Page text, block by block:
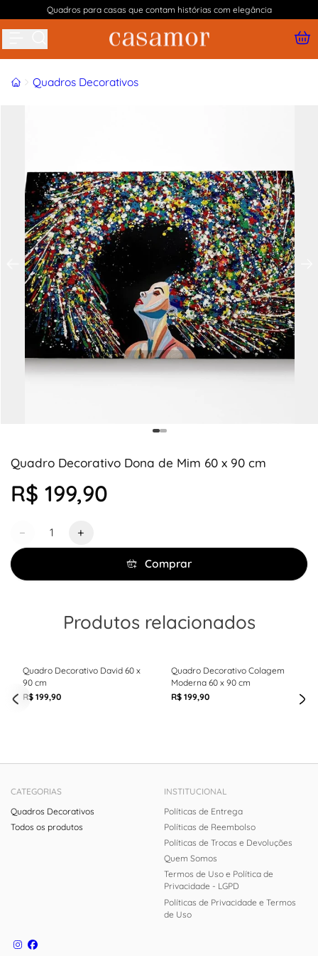
Quadros para casas que contam histórias com elegância
InícioQuadros Decorativos
Quadro Decorativo Dona de Mim 60 x 90 cm
R$ 199,90
− +
Comprar
Produtos relacionados
Quadro Decorativo David 60 x
90 cm
R$ 199,90
Quadro Decorativo Colagem
Moderna 60 x 90 cm
R$ 199,90
CATEGORIAS
Quadros Decorativos
Todos os produtos
INSTITUCIONAL
Políticas de Entrega
Políticas de Reembolso
Políticas de Trocas e Devoluções
Quem Somos
Termos de Uso e Política de
Privacidade - LGPD
Políticas de Privacidade e Termos
de Uso